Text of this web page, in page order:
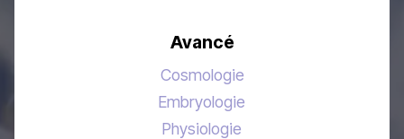
Avancé
Cosmologie
Embryologie
Physiologie